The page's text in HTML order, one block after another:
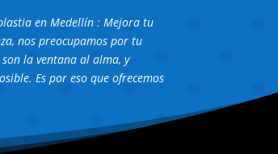
en Medellín : Mejora tu
nos preocupamos por tu
la ventana al alma, y
Es por eso que ofrecemos